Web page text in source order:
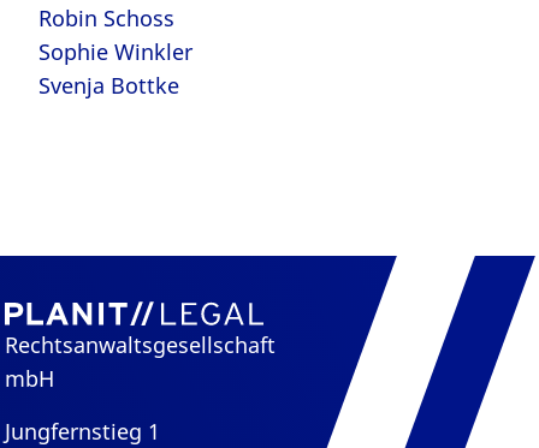
Robin Schoss
Sophie Winkler
Svenja Bottke
Rechtsanwaltsgesellschaft
mbH
Jungfernstieg 1